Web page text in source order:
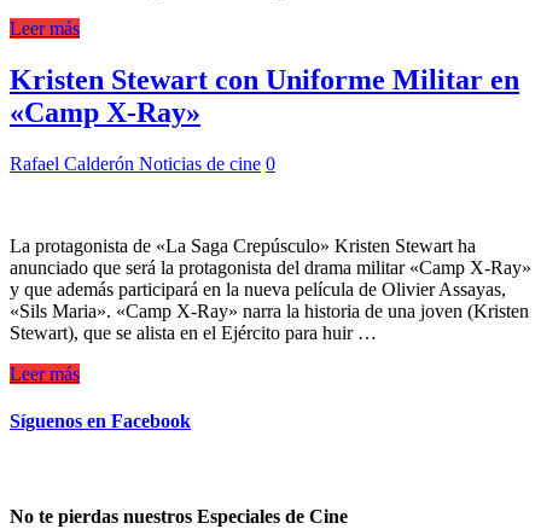
Leer más
Kristen Stewart con Uniforme Militar en
«Camp X-Ray»
Rafael Calderón Noticias de cine 0
La protagonista de «La Saga Crepúsculo» Kristen Stewart ha
anunciado que será la protagonista del drama militar «Camp X-Ray»
y que además participará en la nueva película de Olivier Assayas,
«Sils Maria». «Camp X-Ray» narra la historia de una joven (Kristen
Stewart), que se alista en el Ejército para huir …
Leer más
Síguenos en Facebook
No te pierdas nuestros Especiales de Cine